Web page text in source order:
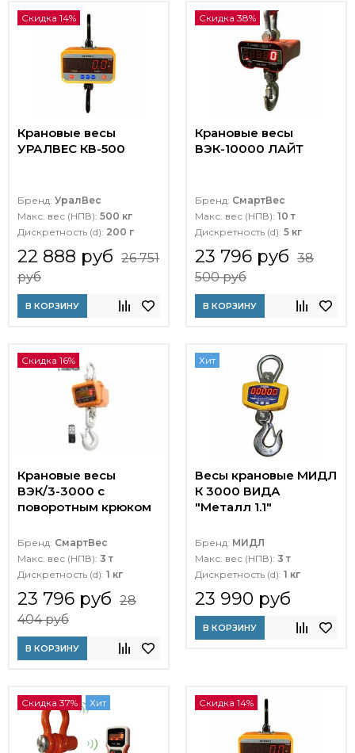
Скидка 14%
Крановые весы
УРАЛВЕС КВ-500
Бренд: УралВес
Макс. вес (НПВ): 500 кг
Дискретность (d): 200 г
22 888 руб 26 751
руб
В КОРЗИНУ
Скидка 38%
Крановые весы
ВЭК-10000 ЛАЙТ
Бренд: СмартВес
Макс. вес (НПВ): 10 т
Дискретность (d): 5 кг
23 796 руб 38
500 руб
В КОРЗИНУ
Скидка 16%
Крановые весы
ВЭК/3-3000 с
поворотным крюком
Бренд: СмартВес
Макс. вес (НПВ): 3 т
Дискретность (d): 1 кг
23 796 руб 28
404 руб
В КОРЗИНУ
Хит
Весы крановые МИДЛ
К 3000 ВИДА
"Металл 1.1"
Бренд: МИДЛ
Макс. вес (НПВ): 3 т
Дискретность (d): 1 кг
23 990 руб
В КОРЗИНУ
Скидка 37% Хит Скидка 14%